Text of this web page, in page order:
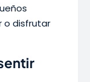
o disfrutar